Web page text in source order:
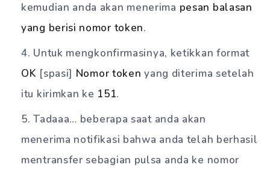
kemudian anda akan menerima pesan balasan
yang berisi nomor token.
Untuk mengkonfirmasinya, ketikkan format
OK [spasi] Nomor token yang diterima setelah
itu kirimkan ke 151.
Tadaaa… beberapa saat anda akan
menerima notifikasi bahwa anda telah berhasil
mentransfer sebagian pulsa anda ke nomor